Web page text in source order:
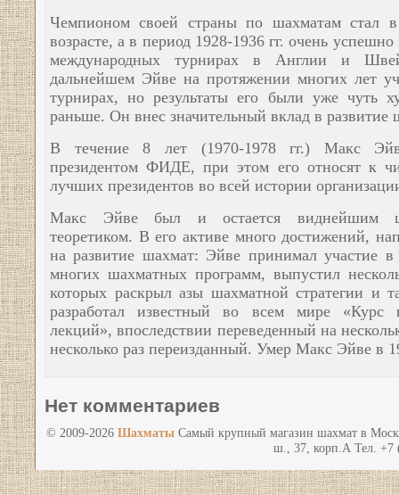
Чемпионом своей страны по шахматам стал в
возрасте, а в период 1928-1936 гг. очень
международных турнирах в Англии и
дальнейшем Эйве на протяжении многих лет
турнирах, но результаты его были уже чуть
раньше. Он внес значительный вклад в развитие
В течение 8 лет (1970-1978 гг.) Макс
президентом ФИДЕ, при этом его относят к
лучших президентов во всей истории
Макс Эйве был и остается виднейшим
теоретиком. В его активе много достижений,
на развитие шахмат: Эйве принимал участие в
многих шахматных программ, выпустил
которых раскрыл азы шахматной стратегии и
разработал известный во всем мире «Курс
лекций», впоследствии переведенный на
несколько раз переизданный. Умер Макс Эйве в
Нет комментариев
© 2009-2026 Шахматы Самый крупный магазин шахмат в
ш., 37, корп.А Тел. +7